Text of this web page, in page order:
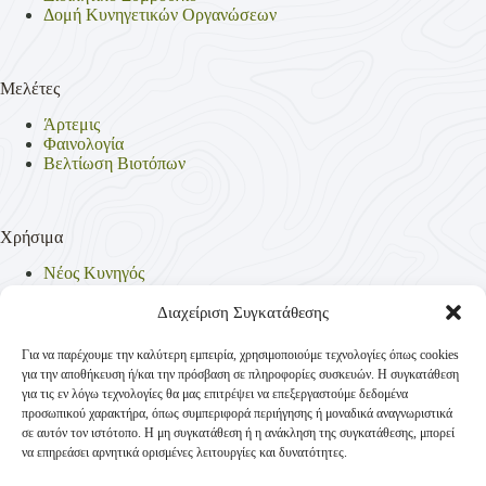
Διαχείριση Συγκατάθεσης
Για να παρέχουμε την καλύτερη εμπειρία, χρησιμοποιούμε τεχνολογίες όπως cookies
για την αποθήκευση ή/και την πρόσβαση σε πληροφορίες συσκευών. Η συγκατάθεση
για τις εν λόγω τεχνολογίες θα μας επιτρέψει να επεξεργαστούμε δεδομένα
προσωπικού χαρακτήρα, όπως συμπεριφορά περιήγησης ή μοναδικά αναγνωριστικά
σε αυτόν τον ιστότοπο. Η μη συγκατάθεση ή η ανάκληση της συγκατάθεσης, μπορεί
να επηρεάσει αρνητικά ορισμένες λειτουργίες και δυνατότητες.
Δομή Κυνηγετικών Οργανώσεων
Μελέτες
Άρτεμις
Φαινολογία
Βελτίωση Βιοτόπων
Χρήσιμα
Νέος Κυνηγός
Νομοθεσία
Πολιτική Απορρήτου
Πολιτική Cookies (ΕΕ)
Επικοινωνία